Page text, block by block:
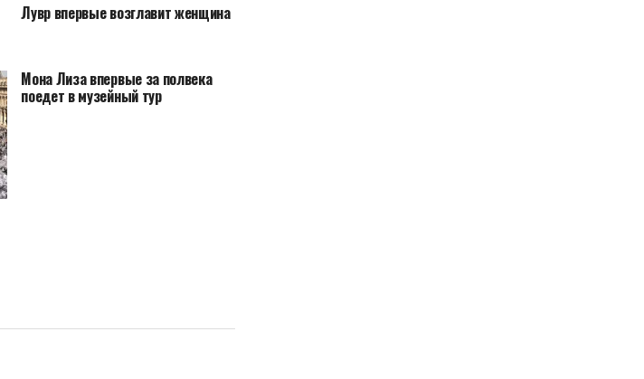
Лувр впервые возглавит женщина
Мона Лиза впервые за полвека
поедет в музейный тур